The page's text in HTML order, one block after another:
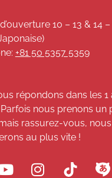
10 – 13 & 14
+81 50 5357 5359
répondons dans les 1
nous prenons un
rassurez-vous,
au plus vite !